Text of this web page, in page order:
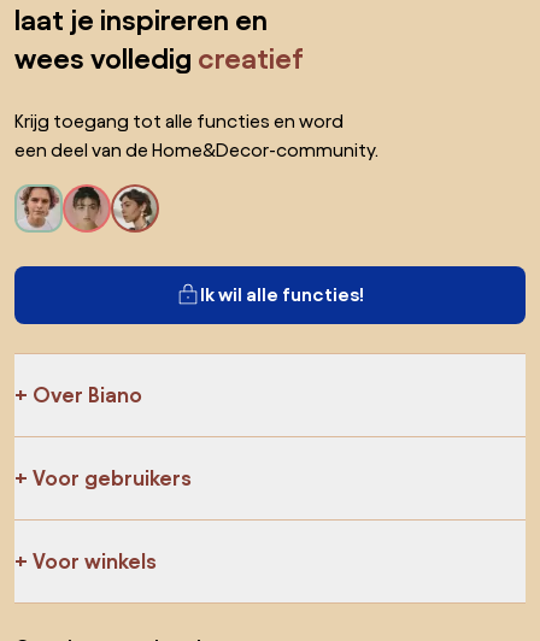
laat je inspireren en
wees volledig creatief
Krijg toegang tot alle functies en word
een deel van de Home&Decor-community.
Ik wil alle functies!
Over Biano
Voor gebruikers
Voor winkels